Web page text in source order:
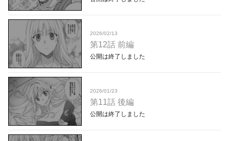
2026/02/13
第12話 前編
公開は終了しました
2026/01/23
第11話 後編
公開は終了しました